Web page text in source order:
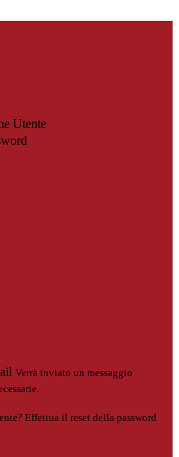
Utente
Verrà inviato un messaggio
Effettua il reset della password